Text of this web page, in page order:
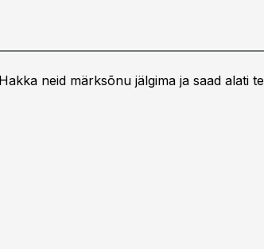
Hakka neid märksõnu jälgima ja saad alati